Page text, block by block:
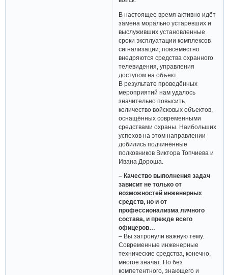
В настоящее время активно идёт
замена морально устаревших и
выслуживших установленные
сроки эксплуатации комплексов
сигнализации, повсеместно
внедряются средства охранного
телевидения, управления
доступом на объект.
В результате проведённых
мероприятий нам удалось
значительно повысить
количество войсковых объектов,
оснащённых современными
средствами охраны. Наибольших
успехов на этом направлении
добились подчинённые
полковников Виктора Топчиева и
Ивана Дороша.
– Качество выполнения задач
зависит не только от
возможностей инженерных
средств, но и от
профессионализма личного
состава, и прежде всего
офицеров…
– Вы затронули важную тему.
Современные инженерные
технические средства, конечно,
многое значат. Но без
компетентного, знающего и